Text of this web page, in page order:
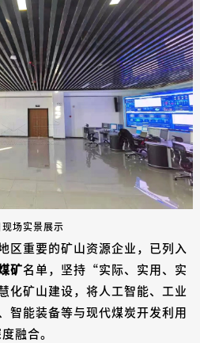
现场实景展示
区重要的矿山资源企业，已列入
矿名单，坚持“实际、实用、实
化矿山建设，将人工智能、工业
智能装备等与现代煤炭开发利用
融合。